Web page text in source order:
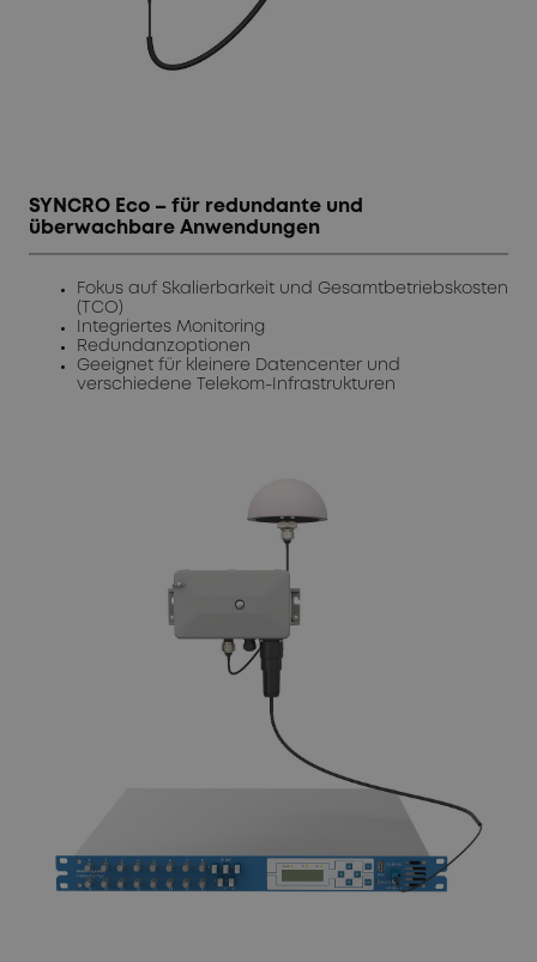
SYNCRO Eco – für redundante und
überwachbare Anwendungen
Fokus auf Skalierbarkeit und Gesamtbetriebskosten
(TCO)
Integriertes Monitoring
Redundanzoptionen
Geeignet für kleinere Datencenter und
verschiedene Telekom-Infrastrukturen